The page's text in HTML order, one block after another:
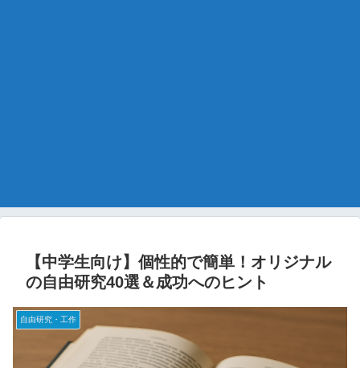
【中学生向け】個性的で簡単！オリジナル
の自由研究40選＆成功へのヒント
自由研究・工作